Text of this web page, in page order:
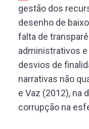
gestão dos
desenho de
falta de
administrativos
desvios de
narrativas não
e Vaz (2012), na
corrupção na